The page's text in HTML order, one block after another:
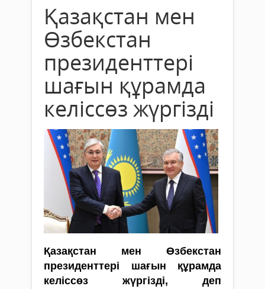
Қазақстан мен
Өзбекстан
президенттері
шағын құрамда
келіссөз жүргізді
Қазақстан мен Өзбекстан
президенттері шағын құрамда
келіссөз жүргізді, деп